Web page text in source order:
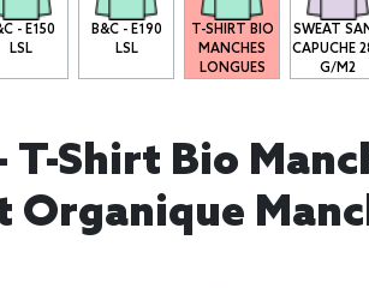
- E150
LSL
B&C - E190
LSL
T-SHIRT BIO
MANCHES
LONGUES
SWEAT
CAPUCHE
G/M2
Shirt Bio
Organique